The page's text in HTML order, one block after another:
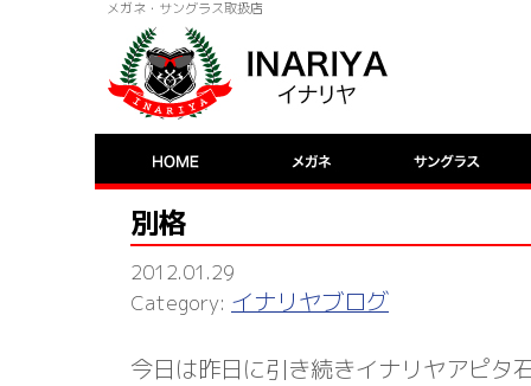
メガネ・サングラス取扱店
別格
2012.01.29
イナリヤブログ
今日は昨日に引き続きイナリヤアピタ